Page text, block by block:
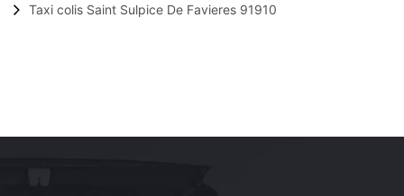
Taxi colis Saint Sulpice De Favieres 91910